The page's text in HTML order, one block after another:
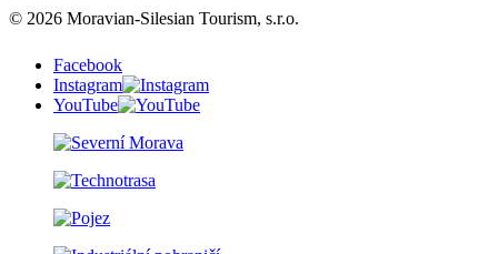
© 2026 Moravian-Silesian Tourism, s.r.o.
Facebook
Instagram
YouTube